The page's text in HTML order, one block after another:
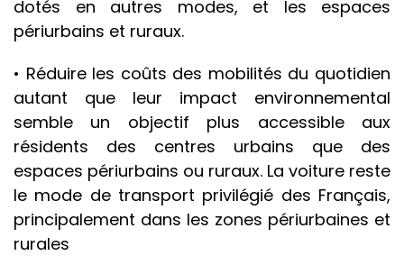
dotés en autres modes, et les espaces
périurbains et ruraux.
• Réduire les coûts des mobilités du quotidien
autant que leur impact environnemental
semble un objectif plus accessible aux
résidents des centres urbains que des
espaces périurbains ou ruraux. La voiture reste
le mode de transport privilégié des Français,
principalement dans les zones périurbaines et
rurales